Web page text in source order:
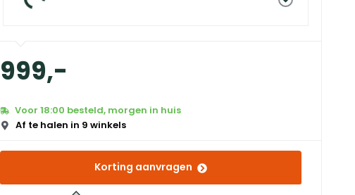
999,-
Voor 18:00 besteld, morgen in huis
Af te halen in 9 winkels
Korting aanvragen